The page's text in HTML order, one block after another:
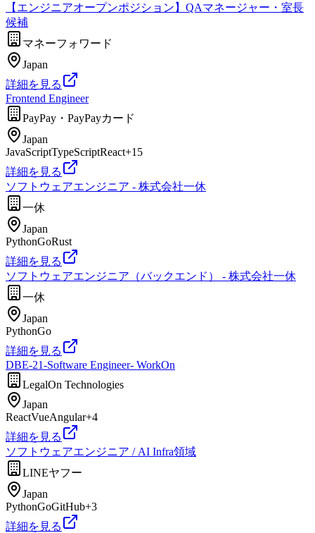
【エンジニアオープンポジション】QAマネージャー・室長
候補
マネーフォワード
Japan
詳細を見る
Frontend Engineer
PayPay・PayPayカード
Japan
JavaScriptTypeScriptReact+15
詳細を見る
ソフトウェアエンジニア - 株式会社一休
一休
Japan
PythonGoRust
詳細を見る
ソフトウェアエンジニア（バックエンド） - 株式会社一休
一休
Japan
PythonGo
詳細を見る
DBE-21-Software Engineer- WorkOn
LegalOn Technologies
Japan
ReactVueAngular+4
詳細を見る
ソフトウェアエンジニア / AI Infra領域
LINEヤフー
Japan
PythonGoGitHub+3
詳細を見る